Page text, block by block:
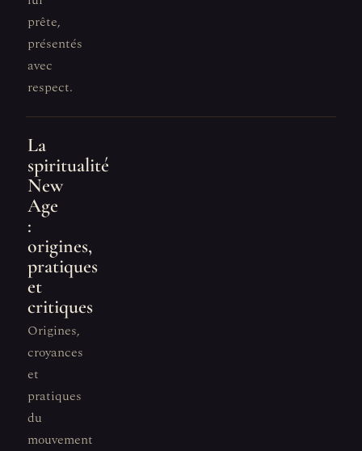
prête,
présentés
avec
respect.
La
spiritualité
New
Age
:
origines,
pratiques
et
critiques
Origines,
croyances
et
pratiques
du
mouvement